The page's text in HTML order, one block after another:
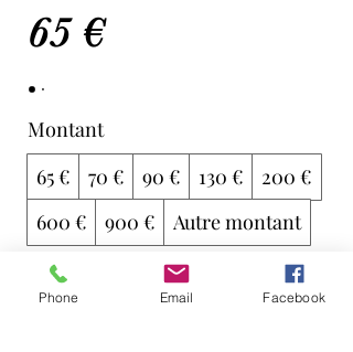
65 €
Montant
65 €
70 € 90 € 130 €
200 €
600 €
900 € Autre montant
Quantité
Phone Email Facebook